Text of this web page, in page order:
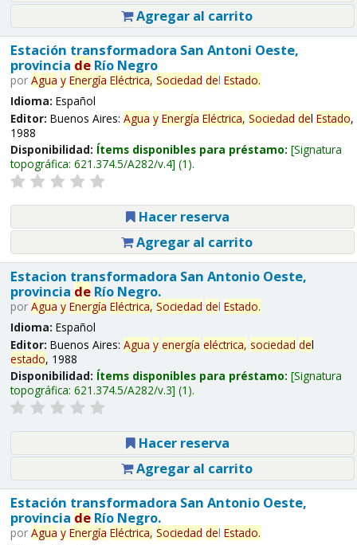
Agregar al carrito
Estación transformadora San Antoni Oeste,
provincia deRío Negro
por Agua y Energía Eléctrica, Sociedad del Estado.
Idioma: Español
Editor: Buenos Aires: Agua y Energía Eléctrica, Sociedad del Estado,
1988
Disponibilidad: Ítems disponibles para préstamo: Signatura
topográfica: 621.374.5/A282/v.4 (1).
Hacer reserva
Agregar al carrito
Estacion transformadora San Antonio Oeste,
provincia deRío Negro.
por Agua y Energía Eléctrica, Sociedad del Estado.
Idioma: Español
Editor: Buenos Aires: Agua y energía eléctrica, sociedad del
estado, 1988
Disponibilidad: Ítems disponibles para préstamo: Signatura
topográfica: 621.374.5/A282/v.3 (1).
Hacer reserva
Agregar al carrito
Estación transformadora San Antonio Oeste,
provincia deRío Negro.
por Agua y Energía Eléctrica, Sociedad del Estado.